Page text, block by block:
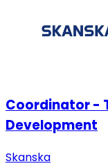
Coordinator -
Development
Skanska